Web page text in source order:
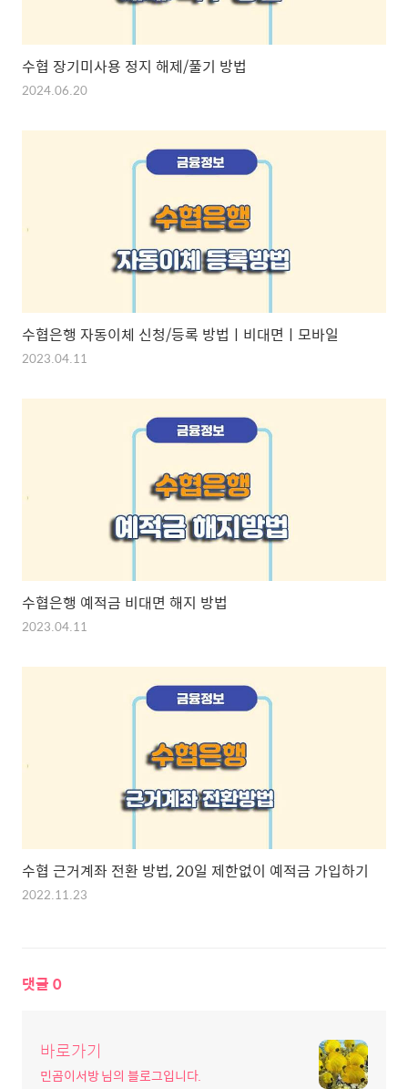
수협 장기미사용 정지 해제/풀기 방법
2024.06.20
수협은행 자동이체 신청/등록 방법ㅣ비대면ㅣ모바일
2023.04.11
수협은행 예적금 비대면 해지 방법
2023.04.11
수협 근거계좌 전환 방법, 20일 제한없이 예적금 가입하기
2022.11.23
댓글 0
바로가기
민곰이서방 님의 블로그입니다.